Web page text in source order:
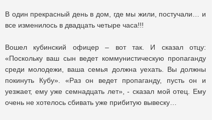
В один прекрасный день в дом, где мы жили, постучали… и
все изменилось в двадцать четыре часа!!!
Вошел кубинский офицер – вот так. И сказал отцу:
«Поскольку ваш сын ведет коммунистическую пропаганду
среди молодежи, ваша семья должна уехать. Вы должны
покинуть Кубу». «Раз он ведет пропаганду, пусть он и
уезжает, ему уже семнадцать лет», - сказал мой отец. Ему
очень не хотелось сбивать уже прибитую вывеску…